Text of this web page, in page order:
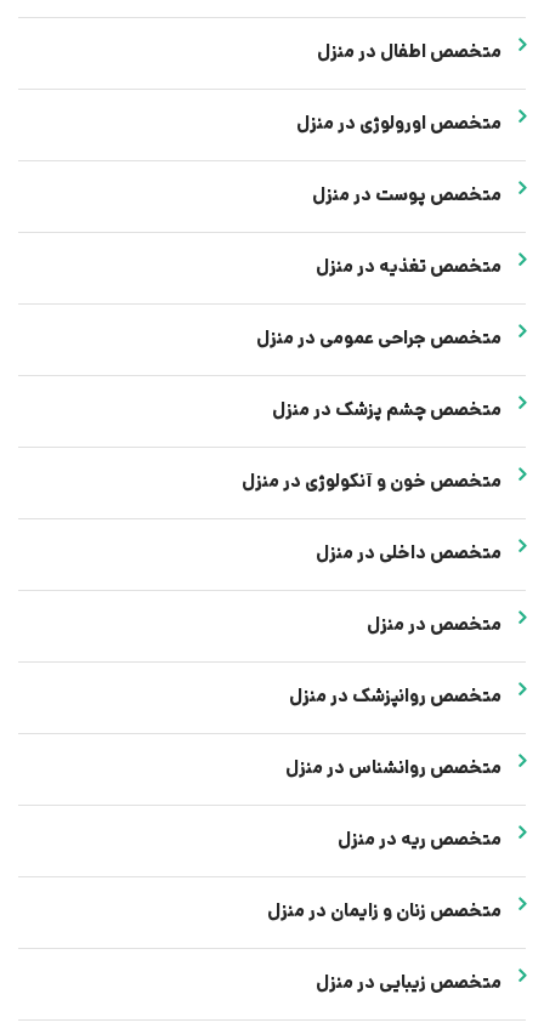
متخصص اطفال در منزل
متخصص اورولوژی در منزل
متخصص پوست در منزل
متخصص تغذیه در منزل
متخصص جراحی عمومی در منزل
متخصص چشم پزشک در منزل
متخصص خون و آنکولوژی در منزل
متخصص داخلی در منزل
متخصص در منزل
متخصص روانپزشک در منزل
متخصص روانشناس در منزل
متخصص ریه در منزل
متخصص زنان و زایمان در منزل
متخصص زیبایی در منزل